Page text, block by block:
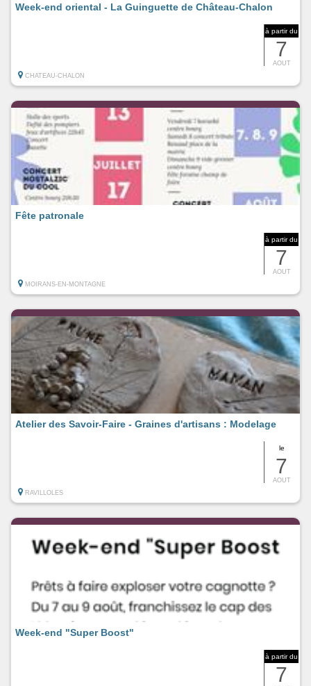
à partir du
7
AOUT
Week-end oriental - La Guinguette de Château-Chalon
CHATEAU-CHALON
à partir du
7
AOUT
Fête patronale
MOIRANS-EN-MONTAGNE
le
7
AOUT
Atelier des Savoir-Faire - Graines d'artisans : Modelage
RAVILLOLES
à partir du
7
Week-end "Super Boost"